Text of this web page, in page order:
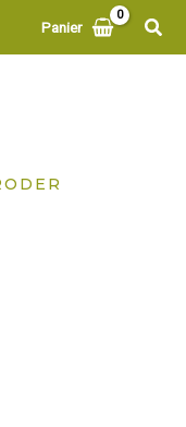
Panier